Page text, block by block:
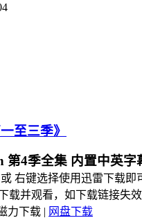
至三季》
第4季全集 内置中英字
右键选择使用迅雷下载即
载并观看，如下载链接失
力下载 | 网盘下载